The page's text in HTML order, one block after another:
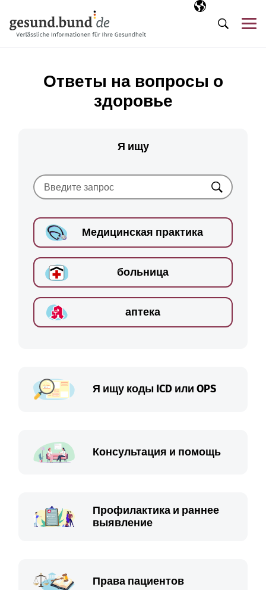
Выбранный
RU
Поиск
Ответы на вопросы о
здоровье
Я ищу
Искать
Медицинская практика
больница
аптека
Я ищу коды ICD или OPS
Консультация и помощь
Профилактика и раннее
выявление
Права пациентов